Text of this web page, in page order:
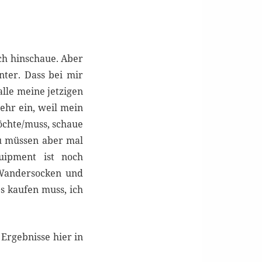
hinschaue. Aber
Dass bei mir
meine jetzigen
ein, weil mein
muss, schaue
aber mal
ist noch
und
kaufen muss, ich
hier in